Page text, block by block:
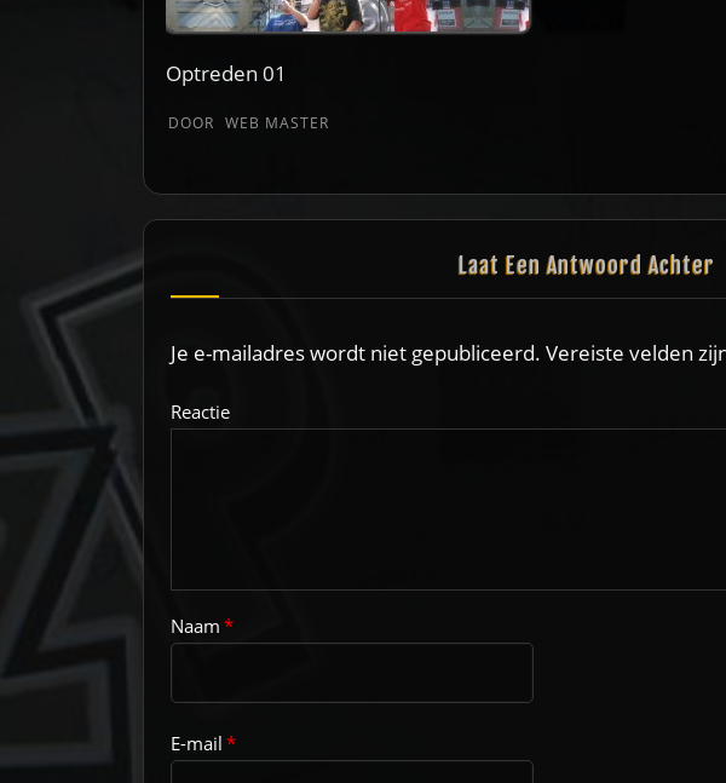
Optreden 01
DOOR WEB MASTER
Laat Een Antwoord Achter
Je e-mailadres wordt niet gepubliceerd. Vereiste velden
Reactie
Naam*
E-mail*